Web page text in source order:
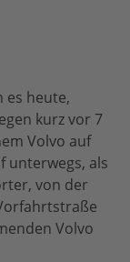
es heute,
kurz vor 7
Volvo auf
unterwegs, als
von der
Volvo